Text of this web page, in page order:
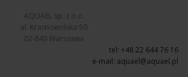
AQUAEL sp. z o.o.
ul. Krasnowolska 50
02-849 Warszawa
tel: +48 22 644 76 16
e-mail: aquael@aquael.pl